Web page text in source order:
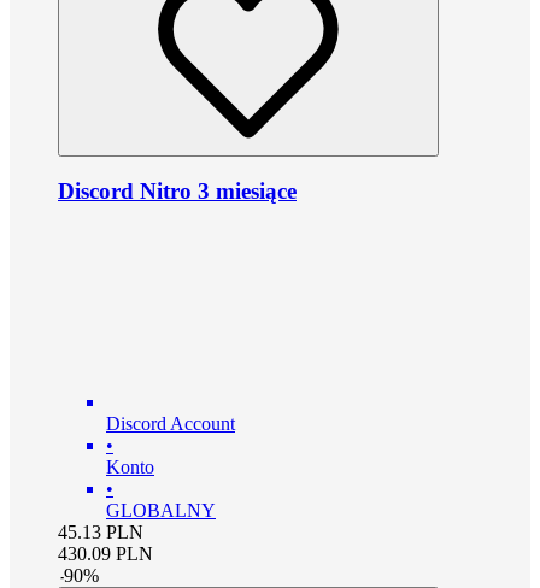
Discord Nitro 3 miesiące
Discord Account
•
Konto
•
GLOBALNY
45.13 PLN
430.09 PLN
-90%